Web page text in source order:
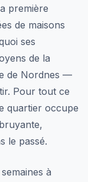
première
de maisons
ses
de la
de Nordnes —
Pour tout ce
quartier occupe
le passé.
à